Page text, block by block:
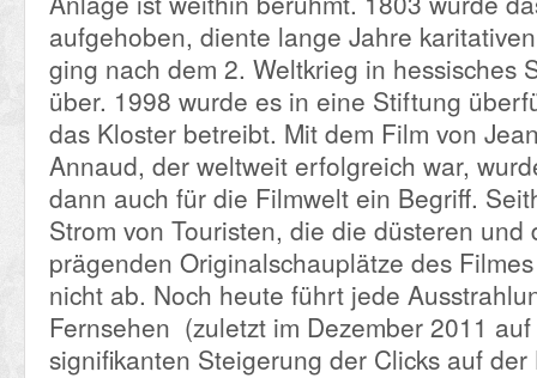
aufgehoben, diente lange Jahre
ging nach dem 2. Weltkrieg in hessisches
über. 1998 wurde es in eine Stiftung
das Kloster betreibt. Mit dem Film von
Annaud, der weltweit erfolgreich war,
dann auch für die Filmwelt ein Begriff.
Strom von Touristen, die die düsteren und
prägenden Originalschauplätze des
nicht ab. Noch heute führt jede
Fernsehen (zuletzt im Dezember 2011
signifikanten Steigerung der Clicks auf